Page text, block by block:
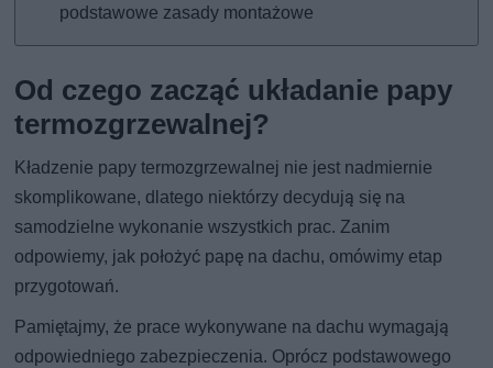
podstawowe zasady montażowe
Od czego zacząć układanie papy
termozgrzewalnej?
Kładzenie papy termozgrzewalnej nie jest nadmiernie
skomplikowane, dlatego niektórzy decydują się na
samodzielne wykonanie wszystkich prac. Zanim
odpowiemy, jak położyć papę na dachu, omówimy etap
przygotowań.
Pamiętajmy, że prace wykonywane na dachu wymagają
odpowiedniego zabezpieczenia. Oprócz podstawowego